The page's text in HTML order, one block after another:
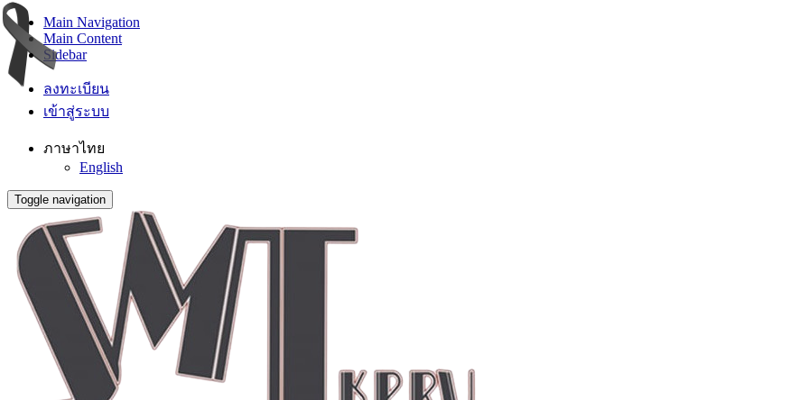
Main Navigation
Main Content
Sidebar
ลงทะเบียน
เข้าสู่ระบบ
ภาษาไทย
English
Toggle navigation